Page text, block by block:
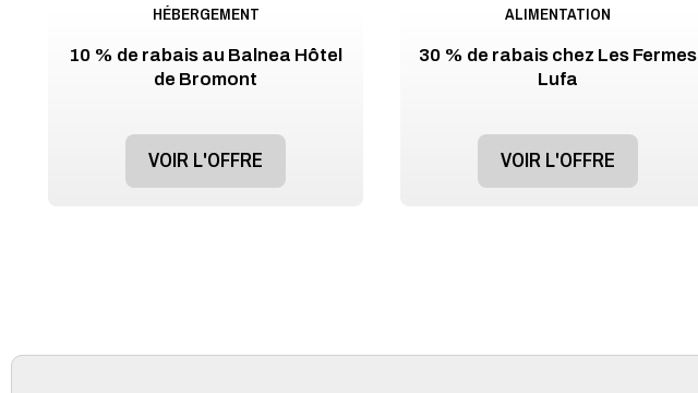
HÉBERGEMENT
10 % de rabais au Balnea Hôtel
de Bromont
VOIR L'OFFRE
ALIMENTATION
30 % de rabais chez Les Fermes
Lufa
VOIR L'OFFRE